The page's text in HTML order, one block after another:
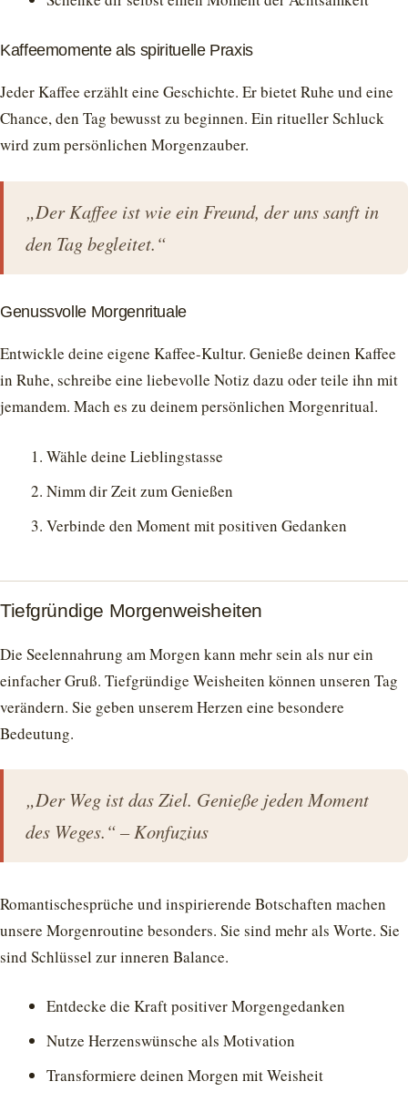
Kaffeemomente als spirituelle Praxis
Jeder Kaffee erzählt eine Geschichte. Er bietet Ruhe und eine
Chance, den Tag bewusst zu beginnen. Ein ritueller Schluck
wird zum persönlichen Morgenzauber.
„Der Kaffee ist wie ein Freund, der uns sanft in
den Tag begleitet.“
Genussvolle Morgenrituale
Entwickle deine eigene Kaffee-Kultur. Genieße deinen Kaffee
in Ruhe, schreibe eine liebevolle Notiz dazu oder teile ihn mit
jemandem. Mach es zu deinem persönlichen Morgenritual.
Wähle deine Lieblingstasse
Nimm dir Zeit zum Genießen
Verbinde den Moment mit positiven Gedanken
Tiefgründige Morgenweisheiten
Die Seelennahrung am Morgen kann mehr sein als nur ein
einfacher Gruß. Tiefgründige Weisheiten können unseren Tag
verändern. Sie geben unserem Herzen eine besondere
Bedeutung.
„Der Weg ist das Ziel. Genieße jeden Moment
des Weges.“ – Konfuzius
Romantischesprüche und inspirierende Botschaften machen
unsere Morgenroutine besonders. Sie sind mehr als Worte. Sie
sind Schlüssel zur inneren Balance.
Entdecke die Kraft positiver Morgengedanken
Nutze Herzenswünsche als Motivation
Transformiere deinen Morgen mit Weisheit